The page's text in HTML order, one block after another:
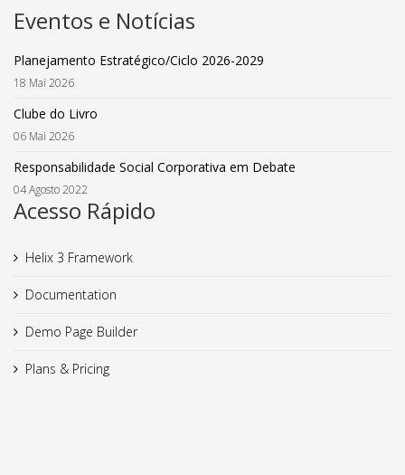
Eventos e Notícias
Planejamento Estratégico/Ciclo 2026-2029
18 Mai 2026
Clube do Livro
06 Mai 2026
Responsabilidade Social Corporativa em Debate
04 Agosto 2022
Acesso Rápido
Helix 3 Framework
Documentation
Demo Page Builder
Plans & Pricing